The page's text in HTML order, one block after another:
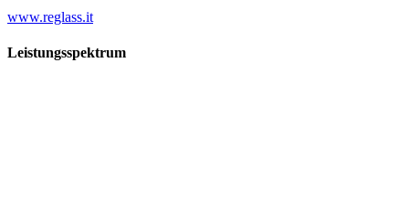
www.reglass.it
Leistungsspektrum